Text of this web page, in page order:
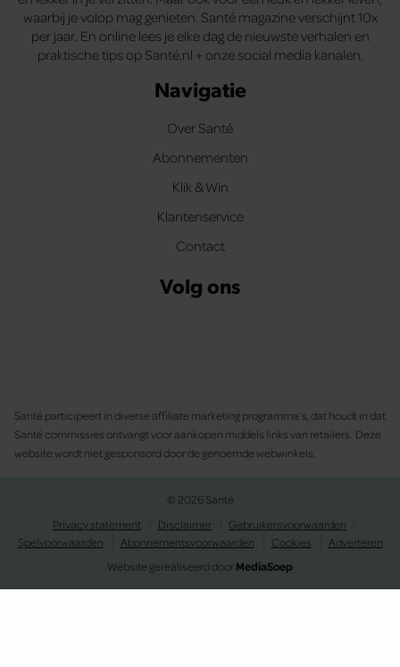
waarbij je volop mag genieten. Santé magazine verschijnt 10x
per jaar. En online lees je elke dag de nieuwste verhalen en
praktische tips op Santé.nl + onze social media kanalen.
Navigatie
Over Santé
Abonnementen
Klik & Win
Klantenservice
Contact
Volg ons
Santé participeert in diverse affiliate marketing programma’s, dat houdt in dat
Santé commissies ontvangt voor aankopen middels links van retailers. Deze
website wordt niet gesponsord door de genoemde webwinkels.
© 2026 Santé
Privacy statement
Disclaimer
Gebruikersvoorwaarden
Spelvoorwaarden
Abonnementsvoorwaarden Cookies
Adverteren
Website gerealiseerd doorMediaSoep